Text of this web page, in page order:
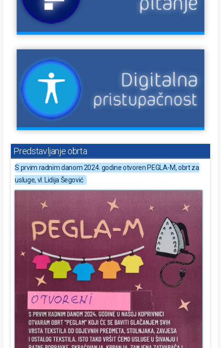
Predstavljanje obrta
S prvim radnim danom 2024. godine otvoren PEGLA-M, obrt za
usluge, vl. Lidija Šegović